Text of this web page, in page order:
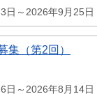
日～2026年9月25日
集（第2回）
日～2026年8月14日